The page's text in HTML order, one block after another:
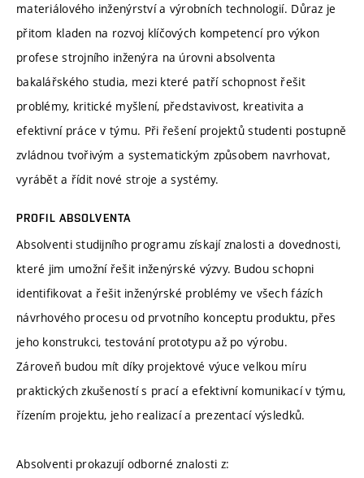
materiálového inženýrství a výrobních technologií. Důraz je
přitom kladen na rozvoj klíčových kompetencí pro výkon
profese strojního inženýra na úrovni absolventa
bakalářského studia, mezi které patří schopnost řešit
problémy, kritické myšlení, představivost, kreativita a
efektivní práce v týmu. Při řešení projektů studenti postupně
zvládnou tvořivým a systematickým způsobem navrhovat,
vyrábět a řídit nové stroje a systémy.
PROFIL ABSOLVENTA
Absolventi studijního programu získají znalosti a dovednosti,
které jim umožní řešit inženýrské výzvy. Budou schopni
identifikovat a řešit inženýrské problémy ve všech fázích
návrhového procesu od prvotního konceptu produktu, přes
jeho konstrukci, testování prototypu až po výrobu.
Zároveň budou mít díky projektové výuce velkou míru
praktických zkušeností s prací a efektivní komunikací v týmu,
řízením projektu, jeho realizací a prezentací výsledků.
Absolventi prokazují odborné znalosti z: